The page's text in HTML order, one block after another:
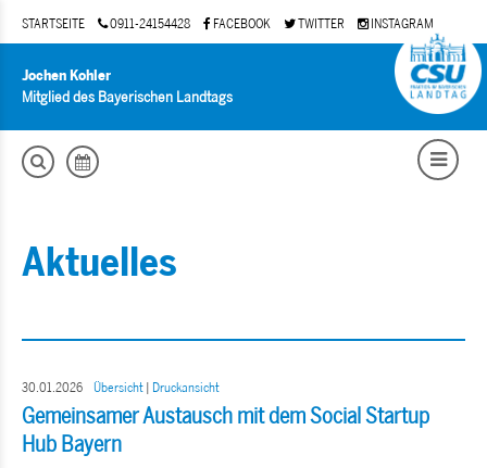
STARTSEITE 0911-24154428 FACEBOOK TWITTER INSTAGRAM
Jochen Kohler
Mitglied des Bayerischen Landtags
Aktuelles
30.01.2026 Übersicht Druckansicht
Gemeinsamer Austausch mit dem Social Startup
Hub Bayern